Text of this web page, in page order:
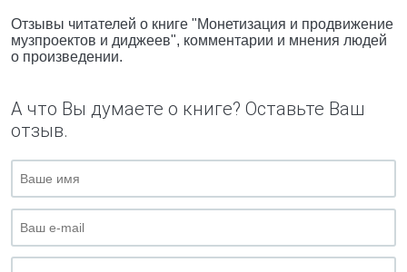
Отзывы читателей о книге "Монетизация и продвижение
музпроектов и диджеев", комментарии и мнения людей
о произведении.
А что Вы думаете о книге? Оставьте Ваш
отзыв.